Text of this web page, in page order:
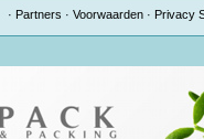
· Partners ·Voorwaarden · Privacy